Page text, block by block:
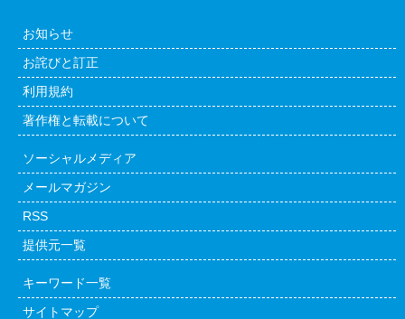
お知らせ
お詫びと訂正
利用規約
著作権と転載について
ソーシャルメディア
メールマガジン
RSS
提供元一覧
キーワード一覧
サイトマップ